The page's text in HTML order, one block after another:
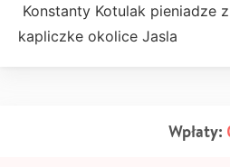
Konstanty Kotulak pieniadze
kapliczke okolice Jasla
Wpłaty: